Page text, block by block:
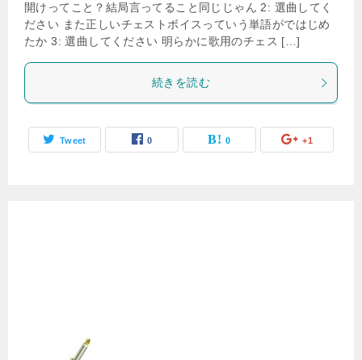
開けってこと？結局言ってること同じじゃん 2: 選曲してく
ださい また正しいチェストボイスっていう単語がではじめ
たか 3: 選曲してください 明らかに歌用のチェス […]
続きを読む
Tweet 0 0 +1